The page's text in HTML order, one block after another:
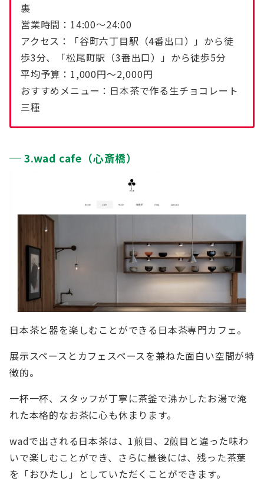
裏
営業時間：14:00〜24:00
アクセス：「谷町六丁目駅（4番出口）」から徒
歩3分、「松尾町駅（3番出口）」から徒歩5分
平均予算：1,000円〜2,000円
おすすめメニュー：日本茶で作る生チョコレート
三種
3.wad cafe（心斎橋）
日本茶と器を楽しむことができる日本茶専門カフェ。
展示スペースとカフェスペースを兼ねた面白い空間が特
徴的。
一杯一杯、スタッフが丁寧に茶釜で沸かしたお湯で淹
れた本格的なお茶に心も休まります。
wadで出される日本茶は、1煎目、2煎目と違った味わ
いで楽しむことができ、さらに最後には、残った茶葉
を「おひたし」としていただくことができます。